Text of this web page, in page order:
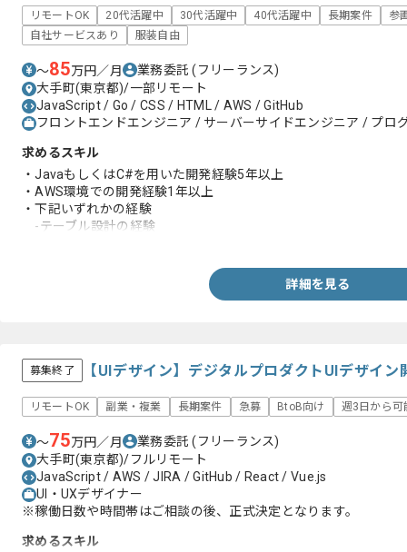
リモートOK 20代活躍中 30代活躍中 40代活躍中 長期案件
参
自社サービスあり
服装自由
〜85万円／月 業務委託(フリーランス)
大手町(東京都)/一部リモート
JavaScript / Go / CSS / HTML / AWS / GitHub
フロントエンドエンジニア / サーバーサイドエンジニア / プロ
求めるスキル
・JavaもしくはC#を用いた開発経験5年以上
・AWS環境での開発経験1年以上
・下記いずれかの経験
-テーブル設計の経験
詳細を見る
募集終了 【UIデザイン】デジタルプロダクトUIデザイ
リモートOK 副業・複業 長期案件 急募 BtoB向け 週3日から可
〜75万円／月 業務委託(フリーランス)
大手町(東京都)/フルリモート
JavaScript / AWS / JIRA / GitHub / React / Vue.js
UI・UXデザイナー
※稼働日数や時間帯はご相談の後、正式決定となります。
求めるスキル